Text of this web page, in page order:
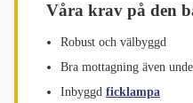
Våra krav på den
Robust och välbyggd
Bra mottagning även
Inbyggd ficklampa